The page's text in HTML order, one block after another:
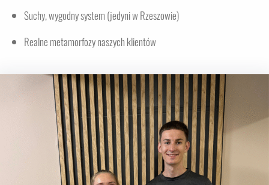
Suchy, wygodny system (jedyni w Rzeszowie)
Realne metamorfozy naszych klientów